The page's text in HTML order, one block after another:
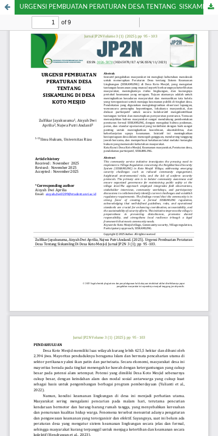
URGENSI PEMBUATAN PERATURAN DESA TENTANG SISKAMLING DI DESA KOTO MESJID